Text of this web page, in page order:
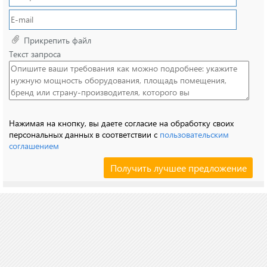
Прикрепить файл
Текст запроса
Нажимая на кнопку, вы даете согласие на обработку своих
персональных данных в соответствии с пользовательским
соглашением